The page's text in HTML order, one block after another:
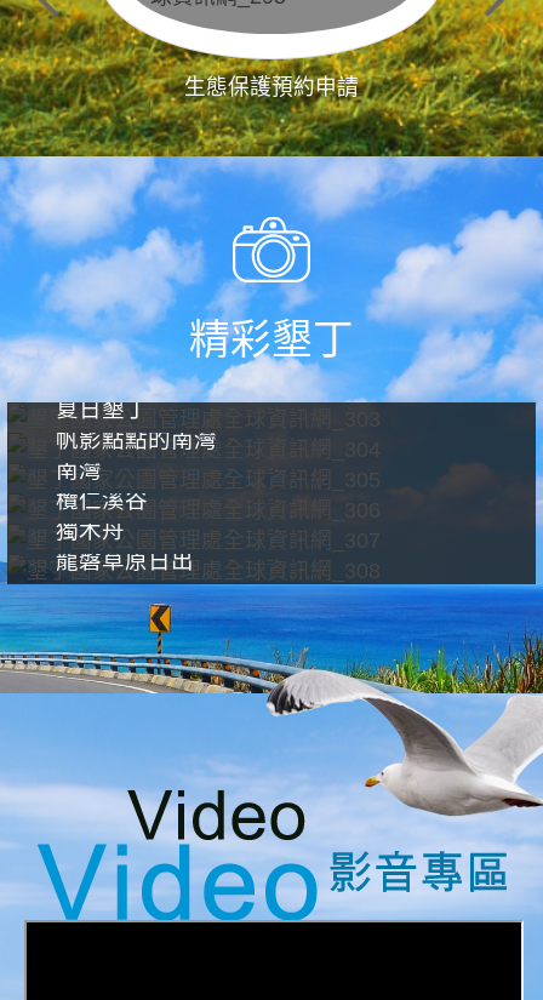
生態保護預約申請
精彩墾丁
夏日墾丁
帆影點點的南灣
南灣
欖仁溪谷
獨木舟
龍磐草原日出